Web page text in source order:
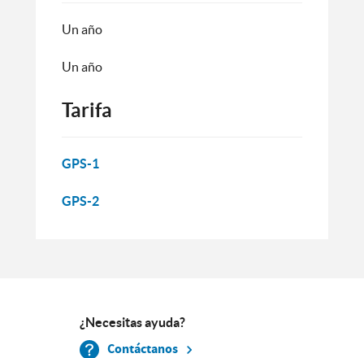
Un año
Un año
Tarifa
GPS-1
GPS-2
¿Necesitas ayuda?
Contáctanos